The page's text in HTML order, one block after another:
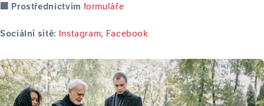
🏢 Prostřednictvím formuláře
Sociální sítě: Instagram, Facebook